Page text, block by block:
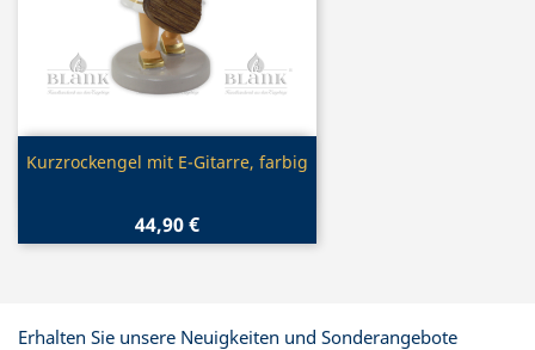
Vorschau
Kurzrockengel mit E-Gitarre, farbig
44,90 €
Erhalten Sie unsere Neuigkeiten und Sonderangebote